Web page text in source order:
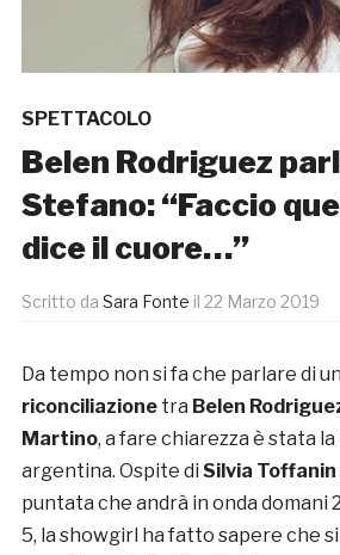
SPETTACOLO
Belen Rodriguez
Stefano: “Faccio
dice il cuore…”
Scritto da Sara Fonte il 22 Marzo 2019
Da tempo non si fa che parlare di
riconciliazionetra Belen
Martino, a fare chiarezza è stata
argentina. Ospite di Silvia Toffanin
puntata che andrà in onda domani
5, la showgirl ha fatto sapere che